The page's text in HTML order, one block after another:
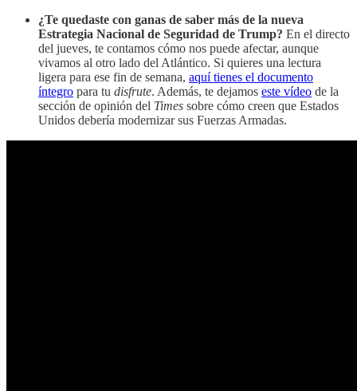
¿Te quedaste con ganas de saber más de la nueva
Estrategia Nacional de Seguridad de Trump? En el directo
del jueves, te contamos cómo nos puede afectar, aunque
vivamos al otro lado del Atlántico. Si quieres una lectura
ligera para ese fin de semana, aquí tienes el documento
íntegro para tu disfrute. Además, te dejamos este vídeo de la
sección de opinión del Times sobre cómo creen que Estados
Unidos debería modernizar sus Fuerzas Armadas.